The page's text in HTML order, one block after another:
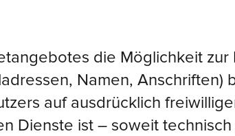
die Möglichkeit
Namen,
auf ausdrücklich
Dienste ist – soweit